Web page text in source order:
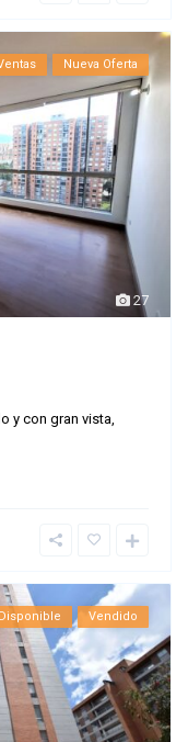
27
Nueva Oferta
y con gran vista,
Vendido